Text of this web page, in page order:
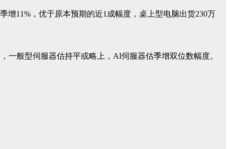
增11%，优于原本预期的近1成幅度，桌上型电脑出货230万
一般型伺服器估持平或略上，AI伺服器估季增双位数幅度。